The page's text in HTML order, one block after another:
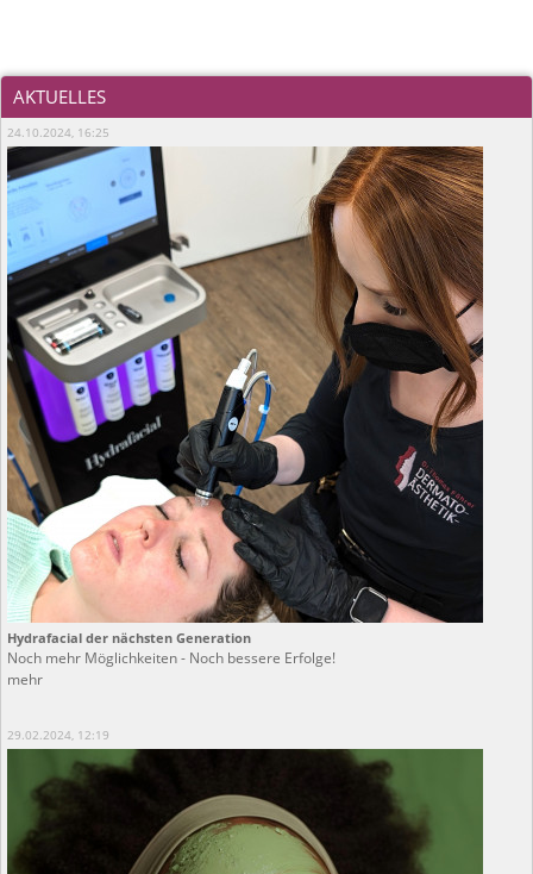
AKTUELLES
24.10.2024, 16:25
Hydrafacial der nächsten Generation
Noch mehr Möglichkeiten - Noch bessere Erfolge!
mehr
29.02.2024, 12:19